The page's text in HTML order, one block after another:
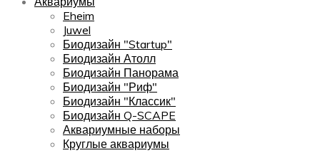
Eheim
Juwel
Биодизайн "Startup"
Биодизайн Атолл
Биодизайн Панорама
Биодизайн "Риф"
Биодизайн "Классик"
Биодизайн Q-SCAPE
Аквариумные наборы
Круглые аквариумы